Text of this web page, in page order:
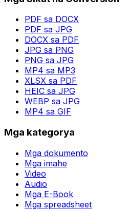
PDF sa DOCX
PDF sa JPG
DOCX sa PDF
JPG sa PNG
PNG sa JPG
MP4 sa MP3
XLSX sa PDF
HEIC sa JPG
WEBP sa JPG
MP4 sa GIF
Mga kategorya
Mga dokumento
Mga imahe
Video
Audio
Mga E-Book
Mga spreadsheet